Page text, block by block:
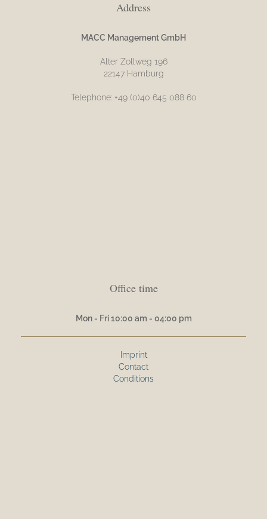
Address
MACC Management GmbH
Alter Zollweg 196
22147 Hamburg
Telephone: +49 (0)40 645 088 60
Office time
Mon - Fri 10:00 am - 04:00 pm
Imprint
Contact
Conditions